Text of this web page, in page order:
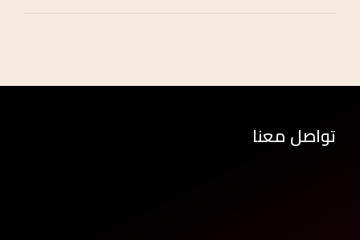
تواصل معنا